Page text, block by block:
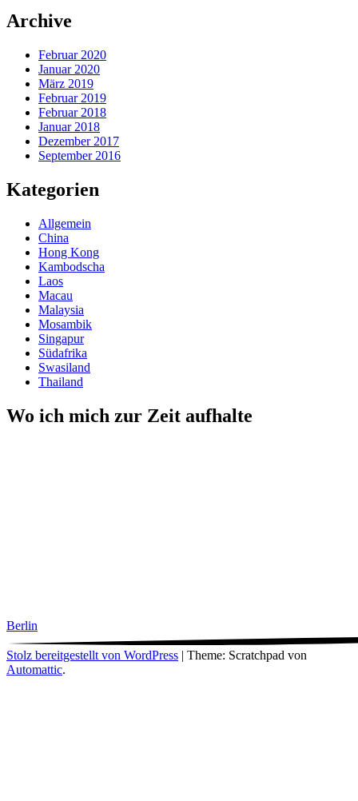
Archive
Februar 2020
Januar 2020
März 2019
Februar 2019
Februar 2018
Januar 2018
Dezember 2017
September 2016
Kategorien
Allgemein
China
Hong Kong
Kambodscha
Laos
Macau
Malaysia
Mosambik
Singapur
Südafrika
Swasiland
Thailand
Wo ich mich zur Zeit aufhalte
Berlin
Stolz bereitgestellt von WordPress | Theme: Scratchpad von
Automattic.